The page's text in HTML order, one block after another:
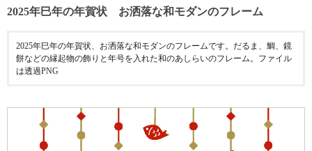
2025年巳年の年賀状 お洒落な和モダンのフレーム
2025年巳年の年賀状、お洒落な和モダンのフレームです。だるま、鯛、鏡
餅などの縁起物の飾りと年号を入れた和のあしらいのフレーム。ファイル
は透過PNG